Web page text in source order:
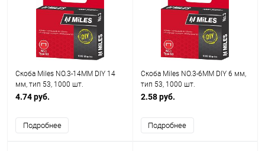
Скоба Miles NO.3-14MM DIY 14
мм, тип 53, 1000 шт.
4.74 руб.
Подробнее
Скоба Miles NO.3-6MM DIY 6 мм,
тип 53, 1000 шт.
2.58 руб.
Подробнее